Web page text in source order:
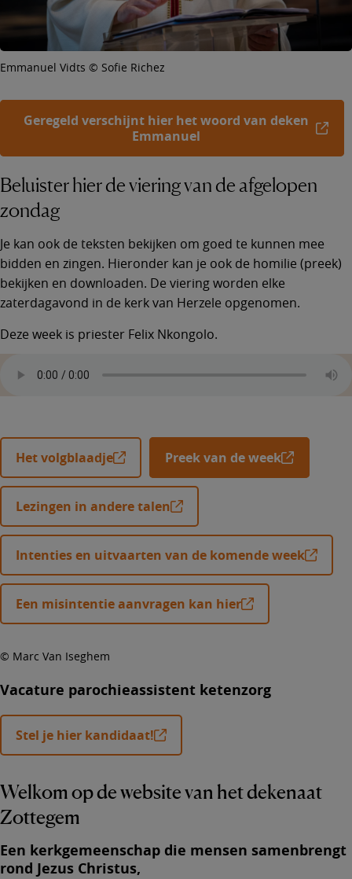
Emmanuel Vidts © Sofie Richez
Geregeld verschijnt hier het woord van deken
Emmanuel
Beluister hier de viering van de afgelopen
zondag
Je kan ook de teksten bekijken om goed te kunnen mee
bidden en zingen. Hieronder kan je ook de homilie (preek)
bekijken en downloaden. De viering worden elke
zaterdagavond in de kerk van Herzele opgenomen.
Deze week is priester Felix Nkongolo.
Het volgblaadje Preek van de week
Lezingen in andere talen
Intenties en uitvaarten van de komende week
Een misintentie aanvragen kan hier
© Marc Van Iseghem
Vacature parochieassistent ketenzorg
Stel je hier kandidaat!
Welkom op de website van het dekenaat
Zottegem
Een kerkgemeenschap die mensen samenbrengt
rond Jezus Christus,